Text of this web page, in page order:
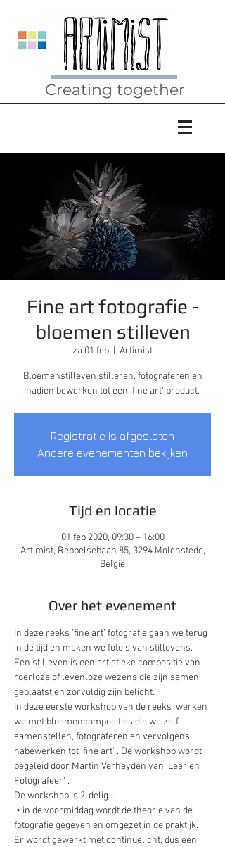
Creating together
Fine art fotografie -
bloemen stilleven
za 01 feb Artimist
Bloemenstilleven stilleren, fotograferen en
nadien bewerken tot een 'fine art' product.
Registratie is afgesloten
Andere evenementen bekijken
Tijd en locatie
01 feb 2020, 09:30 – 16:00
Artimist, Reppelsebaan 85, 3294 Molenstede,
België
Over het evenement
In deze reeks 'fine art' fotografie gaan we terug
in de tijd en maken we foto's van stillevens.
Een stilleven is een artistieke compositie van
roerloze of levenloze wezens die zijn samen
geplaatst en zorvuldig zijn belicht.
In deze eerste workshop van de reeks  werken
we met bloemencomposities die we zelf
samenstellen, fotograferen en vervolgens
nabewerken tot 'fine art' . De workshop wordt
begeleid door Martin Verheyden van 'Leer en
Fotografeer' .
De workshop is 2-delig...
• in de voormiddag wordt de theorie van de
fotografie gegeven en omgezet in de praktijk.
Er wordt gewerkt met continuelicht, dus een